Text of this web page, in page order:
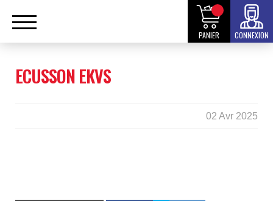
PANIER CONNEXION
ECUSSON EKVS
02 Avr 2025